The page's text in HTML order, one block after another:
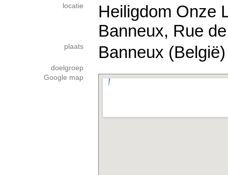
locatie
Heiligdom Onze
Banneux, Rue
plaats Banneux (België)
doelgroep
Google map